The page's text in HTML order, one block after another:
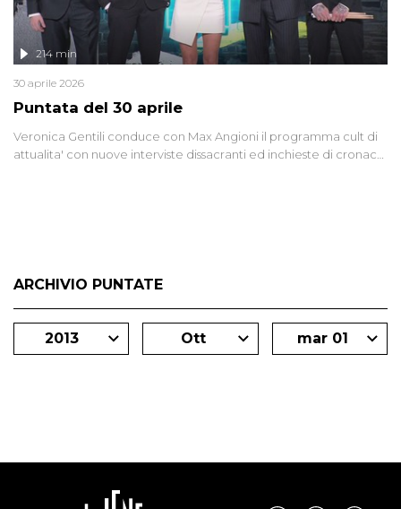
Puntata del 30 aprile
214 min
30 aprile 2026
Veronica Gentili conduce con Max Angioni il programma cult di
attualita' con nuove interviste dissacranti ed inchieste di cronaca
ARCHIVIO PUNTATE
2013 Ott mar 01